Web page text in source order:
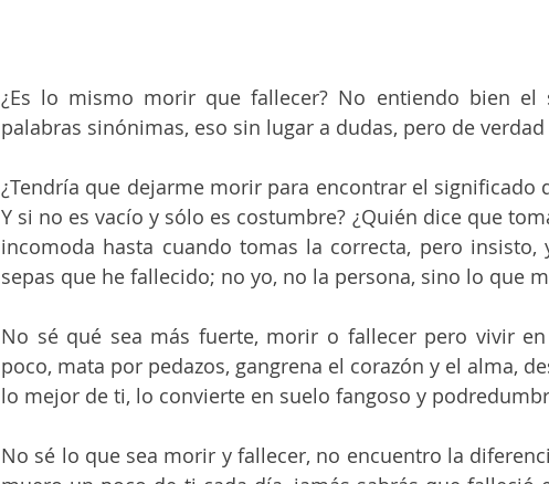
¿Es lo mismo morir que fallecer? No entiendo bien el
palabras sinónimas, eso sin lugar a dudas, pero de
¿Tendría que dejarme morir para encontrar el significado
Y si no es vacío y sólo es costumbre? ¿Quién dice que
incomoda hasta cuando tomas la correcta, pero
sepas que he fallecido; no yo, no la persona, sino lo que
No sé qué sea más fuerte, morir o fallecer pero vivir
poco, mata por pedazos, gangrena el corazón y el alma,
lo mejor de ti, lo convierte en suelo fangoso y
No sé lo que sea morir y fallecer, no encuentro la